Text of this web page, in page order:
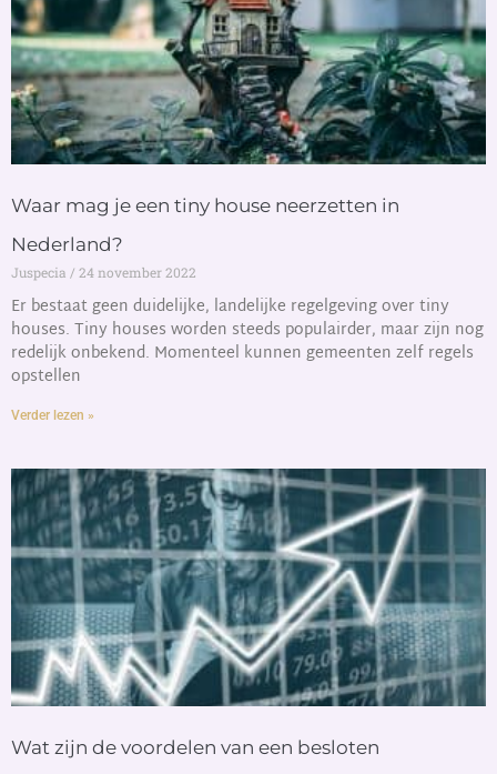
Waar mag je een tiny house neerzetten in
Nederland?
Juspecia 24 november 2022
Er bestaat geen duidelijke, landelijke regelgeving over tiny
houses. Tiny houses worden steeds populairder, maar zijn nog
redelijk onbekend. Momenteel kunnen gemeenten zelf regels
opstellen
Verder lezen »
Wat zijn de voordelen van een besloten